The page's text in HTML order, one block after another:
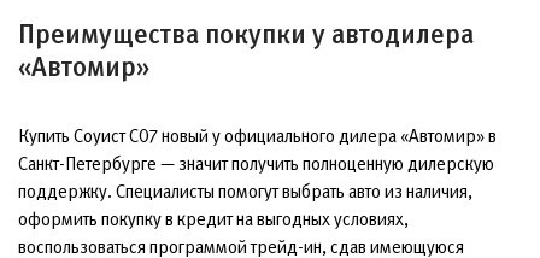
Преимущества покупки у автодилера
«Автомир»
Купить Соуист С07 новый у официального дилера «Автомир» в
Санкт-Петербурге — значит получить полноценную дилерскую
поддержку. Специалисты помогут выбрать авто из наличия,
оформить покупку в кредит на выгодных условиях,
воспользоваться программой трейд-ин, сдав имеющуюся